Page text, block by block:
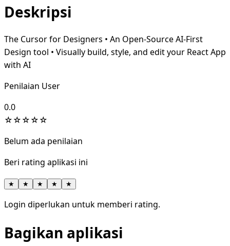
Deskripsi
The Cursor for Designers • An Open-Source AI-First
Design tool • Visually build, style, and edit your React App
with AI
Penilaian User
0.0
☆☆☆☆☆
Belum ada penilaian
Beri rating aplikasi ini
★ ★ ★ ★ ★
Login diperlukan untuk memberi rating.
Bagikan aplikasi